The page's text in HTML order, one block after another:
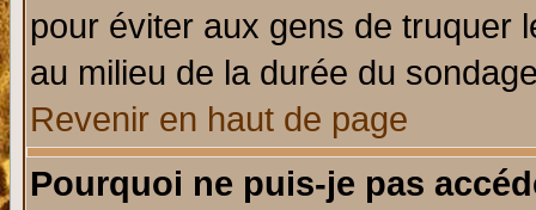
pour éviter aux gens de truquer
au milieu de la durée du
Revenir en haut de page
Pourquoi ne puis-je pas